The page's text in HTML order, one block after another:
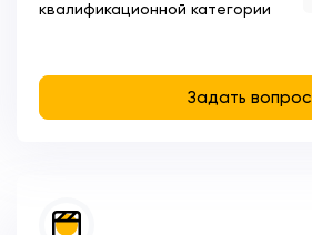
квалификационной категории
Задать вопрос